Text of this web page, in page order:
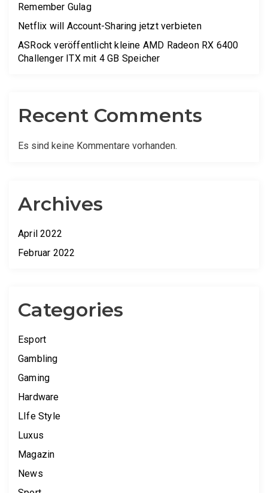
Remember Gulag
Netflix will Account-Sharing jetzt verbieten
ASRock veröffentlicht kleine AMD Radeon RX 6400
Challenger ITX mit 4 GB Speicher
Recent Comments
Es sind keine Kommentare vorhanden.
Archives
April 2022
Februar 2022
Categories
Esport
Gambling
Gaming
Hardware
LIfe Style
Luxus
Magazin
News